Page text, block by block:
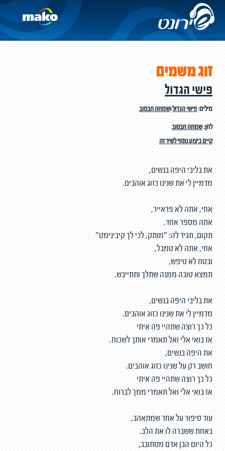
זוג משמים
פישי הגדול
מילים:פישי הגדולושמחה חבסוב
לחן:שמחה חבסוב
קיים ביצוע נוסף לשיר זה
את בליבי היפה בנשים,
מדמיין לי את שנינו כזוג אוהבים.
אחי, אתה לא פראייר,
אתה מספר אחד.
תקום, תגיד לה: "מותק, לכי לך קיבינימט"
אחי, אתה לא טמבל,
ובטח לא טיפש,
תמצא טובה ממנה שתלך ותתייבש.
את בליבי היפה בנשים,
מדמיין לי את שנינו כזוג אוהבים.
כל כך רוצה שתהיי פה איתי
אז בואי אלי ואל תאמרי אותך לשכוח.
את היפה בנשים,
חושב רק על שנינו כזוג אוהבים.
כל כך רוצה שתהיי פה איתי
אז בואי אלי ואל תאמרי ממך לברוח.
עוד סיפור על אחד שמתאהב,
באחת ששברה לו את הלב.
כל היום הבן אדם מסתובב,